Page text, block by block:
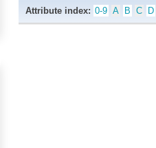
Attribute index: 0-9 A B C D